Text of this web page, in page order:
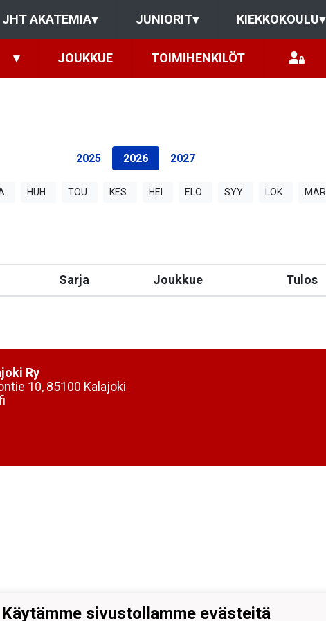
JHT AKATEMIA▾ JUNIORIT▾ KIEKKOKOULU▾
▾ JOUKKUE TOIMIHENKILÖT
2025 2026 2027
HUH TOU KES HEI ELO SYY LOK MAR
Sarja Joukkue Tulos
Ry
10, 85100 Kalajoki
Käytämme sivustollamme evästeitä